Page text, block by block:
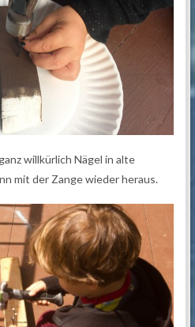
willkürlich Nägel in alte
mit der Zange wieder heraus.